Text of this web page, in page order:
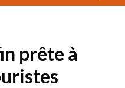
prête à